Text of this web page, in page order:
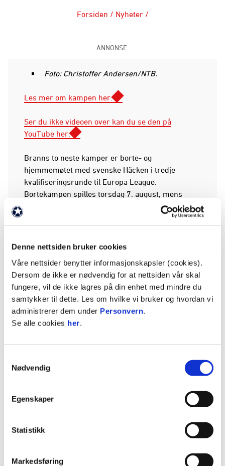
Denne nettsiden bruker cookies
Våre nettsider benytter informasjonskapsler (cookies).
Dersom de ikke er nødvendig for at nettsiden vår skal
fungere, vil de ikke lagres på din enhet med mindre du
samtykker til dette. Les om hvilke vi bruker og hvordan vi
administrerer dem under Personvern.
Se alle cookies her.
Nødvendig
Egenskaper
Statistikk
Markedsføring
Forsiden / Nyheter /
ANNONSE:
Foto: Christoffer Andersen/NTB.
Les mer om kampen her.
Ser du ikke videoen over kan du se den på
YouTube her.
Branns to neste kamper er borte- og
hjemmemøtet med svenske Häcken i tredje
kvalifiseringsrunde til Europa League.
Bortekampen spilles torsdag 7. august, mens
Kampfakta:
Sarpsborg 08–Brann 1–4 (0–1)
Eliteserien, runde 16. Sarpsborg Stadion.
Tilskuere: 5389. Dommer: Ola Hobber Nilsen,
Nordstrand. Gult kort: Menno Koch, Brann.
1–1: Sondre Ørjasæter (51.)
1–2: Bård Finne (65.)
1–4: Eggert Aron Gudmundsson (84.)
Mathias Lønne Dyngeland – Denzel
De Roeve, Thore Pedersen, Japhet Sery Larsen
Soltvedt – Eggert Aron Gudmundsson (Mads